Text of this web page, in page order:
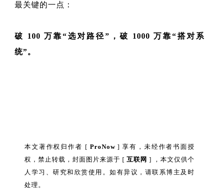
最关键的一点：
破 100 万靠“选对路径”，破 1000 万靠“搭对系
统”。
本文著作权归作者 [ ProNow] 享有，未经作者书面授
权，禁止转载，封面图片来源于 [ 互联网 ] ，本文仅供个
人学习、研究和欣赏使用。如有异议，请联系博主及时
处理。